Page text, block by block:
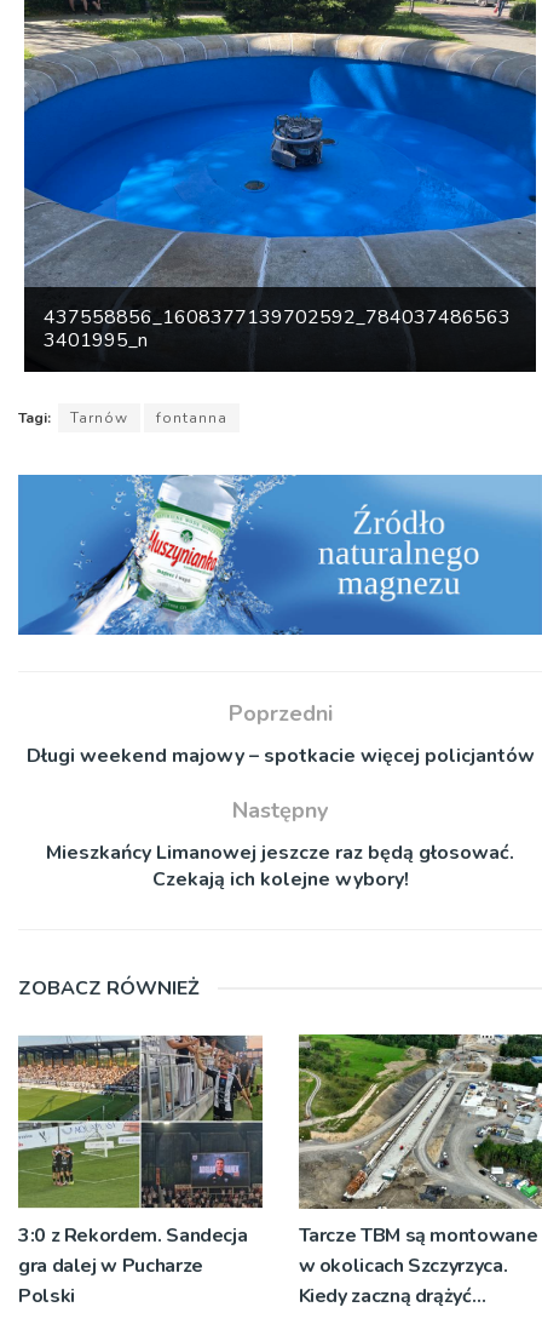
437558856_1608377139702592_784037486563
3401995_n
Tagi: Tarnów fontanna
Poprzedni
Długi weekend majowy – spotkacie więcej policjantów
Następny
Mieszkańcy Limanowej jeszcze raz będą głosować.
Czekają ich kolejne wybory!
ZOBACZ RÓWNIEŻ
3:0 z Rekordem. Sandecja
gra dalej w Pucharze
Polski
Tarcze TBM są montowane
w okolicach Szczyrzyca.
Kiedy zaczną drążyć